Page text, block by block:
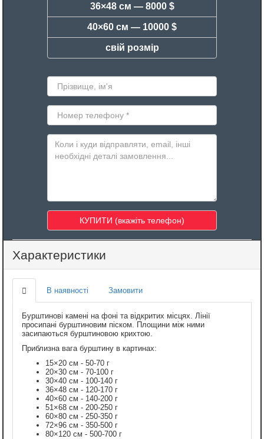
36×48 см — 8000 $
40×60 см — 10000 $
свій розмір
Характеристики
В наявності Замовити
Бурштинові камені на фоні та відкритих місцях. Лінії
просипані бурштиновим піском. Площини між ними
засипаються бурштиновою крихтою.
Приблизна вага бурштину в картинах:
15×20 см - 50-70 г
20×30 см - 70-100 г
30×40 см - 100-140 г
36×48 см - 120-170 г
40×60 см - 140-200 г
51×68 см - 200-250 г
60×80 см - 250-350 г
72×96 см - 350-500 г
80×120 см - 500-700 г